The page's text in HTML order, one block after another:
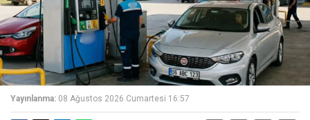
Yayınlanma: 08 Ağustos 2026 Cumartesi 16:57